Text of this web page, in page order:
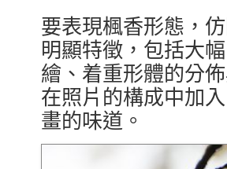
要表現楓香形態，
明顯特徵，包括大
繪、着重形體的分
在照片的構成中加
畫的味道。